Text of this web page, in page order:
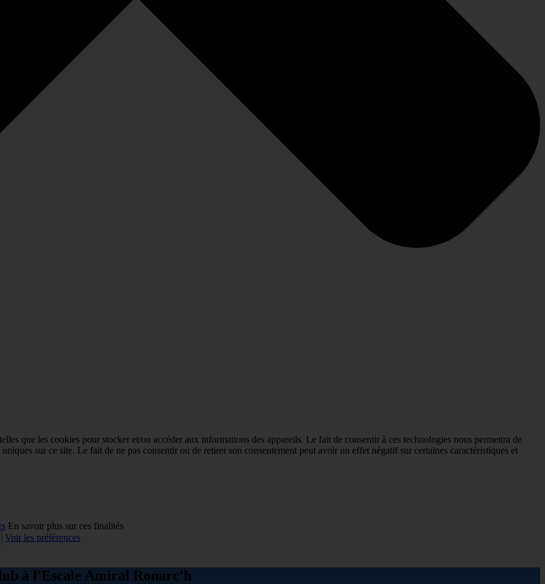
que les cookies pour stocker et/ou accéder aux informations des appareils. Le fait de consentir à ces technologies nous permettra de
sur ce site. Le fait de ne pas consentir ou de retirer son consentement peut avoir un effet négatif sur certaines caractéristiques et
En savoir plus sur ces finalités
Voir les préférences
à l'Escale Amiral Ronarc'h